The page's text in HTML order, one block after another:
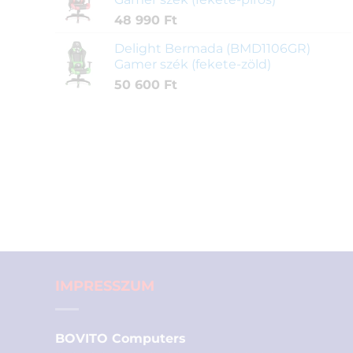
48 990 Ft
Delight Bermada (BMD1106GR)
Gamer szék (fekete-zöld)
50 600 Ft
IMPRESSZUM
BOVITO Computers